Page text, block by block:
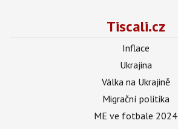
Tiscali.cz
Inflace
Ukrajina
Válka na Ukrajině
Migrační politika
ME ve fotbale 2024